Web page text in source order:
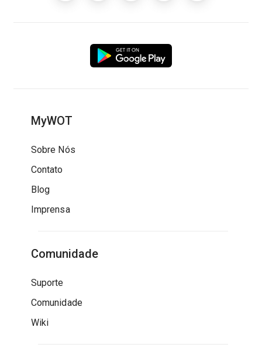
MyWOT
Sobre Nós
Contato
Blog
Imprensa
Comunidade
Suporte
Comunidade
Wiki